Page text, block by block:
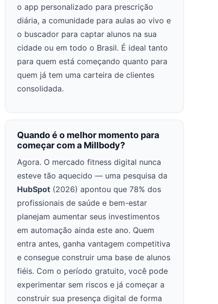
o app personalizado para prescrição
diária, a comunidade para aulas ao vivo e
o buscador para captar alunos na sua
cidade ou em todo o Brasil. É ideal tanto
para quem está começando quanto para
quem já tem uma carteira de clientes
consolidada.
Quando é o melhor momento para
começar com a Millbody?
Agora. O mercado fitness digital nunca
esteve tão aquecido — uma pesquisa da
HubSpot (2026) apontou que 78% dos
profissionais de saúde e bem-estar
planejam aumentar seus investimentos
em automação ainda este ano. Quem
entra antes, ganha vantagem competitiva
e consegue construir uma base de alunos
fiéis. Com o período gratuito, você pode
experimentar sem riscos e já começar a
construir sua presença digital de forma